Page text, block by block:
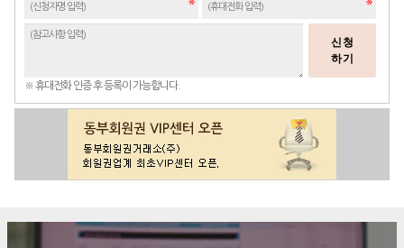
신청
하기
※ 휴대전화 인증 후 등록이 가능합니다.